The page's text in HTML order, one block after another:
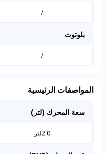
/
بلوتوث
/
المواصفات الرئيسية
سعة المحرك (لتر)
2.0لتر